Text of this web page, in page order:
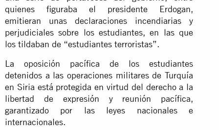
quienes figuraba el presidente Erdogan,
emitieran unas declaraciones incendiarias y
perjudiciales sobre los estudiantes, en las que
los tildaban de “estudiantes terroristas”.
La oposición pacífica de los estudiantes
detenidos a las operaciones militares de Turquía
en Siria está protegida en virtud del derecho a la
libertad de expresión y reunión pacífica,
garantizado por las leyes nacionales e
internacionales.